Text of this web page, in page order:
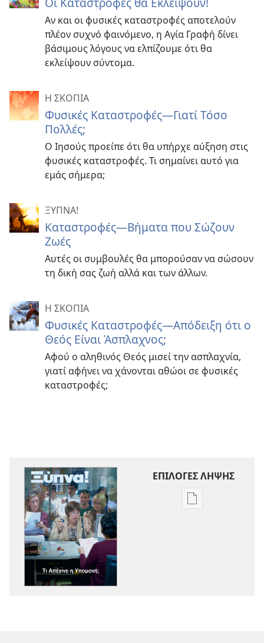
Αν και οι φυσικές καταστροφές αποτελούν
πλέον συχνό φαινόμενο, η Αγία Γραφή δίνει
βάσιμους λόγους να ελπίζουμε ότι θα
εκλείψουν σύντομα.
Η ΣΚΟΠΙΑ
Φυσικές Καταστροφές—Γιατί Τόσο
Πολλές;
Ο Ιησούς προείπε ότι θα υπήρχε αύξηση στις
φυσικές καταστροφές. Τι σημαίνει αυτό για
εμάς σήμερα;
ΞΥΠΝΑ!
Καταστροφές—Βήματα που Σώζουν
Ζωές
Αυτές οι συμβουλές θα μπορούσαν να σώσουν
τη δική σας ζωή αλλά και των άλλων.
Η ΣΚΟΠΙΑ
Φυσικές Καταστροφές​—Απόδειξη ότι ο
Θεός Είναι Άσπλαχνος;
Αφού ο αληθινός Θεός μισεί την ασπλαχνία,
γιατί αφήνει να χάνονται αθώοι σε φυσικές
καταστροφές;
ΕΠΙΛΟΓΕΣ ΛΗΨΗΣ
Επιλογές